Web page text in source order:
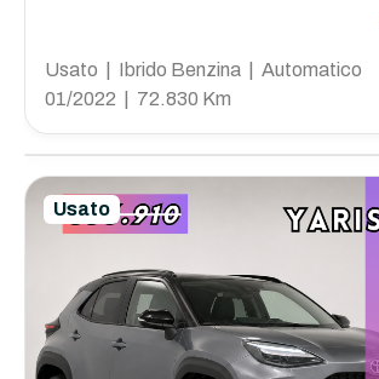
Usato | Ibrido Benzina | Automatico
01/2022 | 72.830 Km
Usato